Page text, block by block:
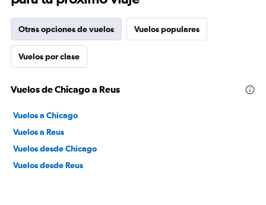
Otras opciones de vuelos Vuelos populares
Vuelos por clase
Vuelos de Chicago a Reus
Vuelos a Chicago
Vuelos a Reus
Vuelos desde Chicago
Vuelos desde Reus